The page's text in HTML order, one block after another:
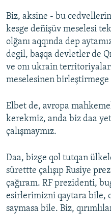
Biz, aksine - bu
kesge deñişüv meselesi
olğanı aqqında dep
degil, başqa devletler de
ve onı ukrain
meselesinen
Elbet de, avropa
kerekmiz, anda biz daa
çalışmaymız.
Daa, bizge qol tutqan
sürettte çalışıp Rusiye
çağıram. RF prezidenti,
esirlerimizni qaytara bile,
saymasa bile. Biz,